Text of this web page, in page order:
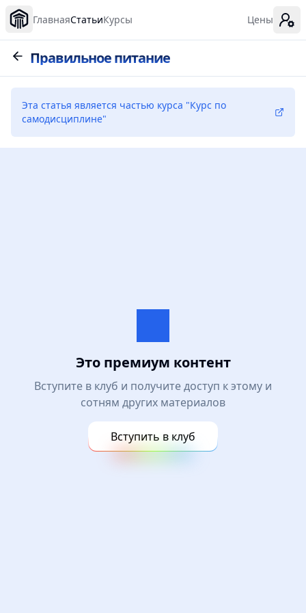
ГлавнаяСтатьиКурсы Цены
Правильное питание
Эта статья является частью курса "Курс по
самодисциплине"
Это премиум контент
Вступите в клуб и получите доступ к этому и
сотням других материалов
Вступить в клуб